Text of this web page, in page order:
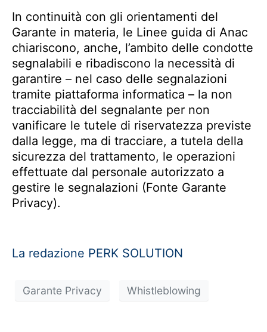
In continuità con gli orientamenti del
Garante in materia, le Linee guida di Anac
chiariscono, anche, l’ambito delle condotte
segnalabili e ribadiscono la necessità di
garantire – nel caso delle segnalazioni
tramite piattaforma informatica – la non
tracciabilità del segnalante per non
vanificare le tutele di riservatezza previste
dalla legge, ma di tracciare, a tutela della
sicurezza del trattamento, le operazioni
effettuate dal personale autorizzato a
gestire le segnalazioni (Fonte Garante
Privacy).
La redazione PERK SOLUTION
Garante Privacy Whistleblowing